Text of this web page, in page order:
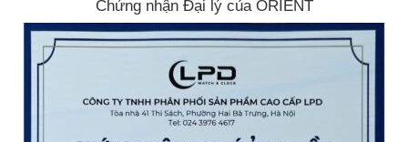
Chứng nhận Đại lý của ORIENT